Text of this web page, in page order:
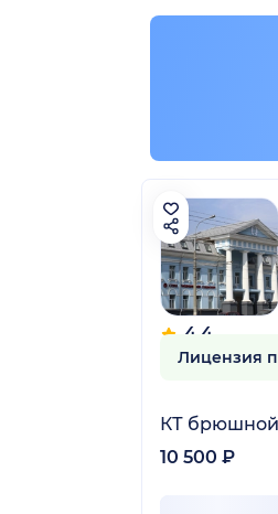
4.4
177 отзывов
Лицензия
КТ
10 500 ₽